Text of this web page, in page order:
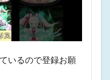
いるので登録お願